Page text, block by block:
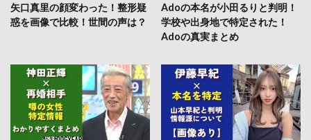
矢口真里の顔変わった！整形疑
惑を画像で比較！世間の声は？
Adoの本名が小田るりと判明！
学校や出身地で特定された！
Adoの真実まとめ